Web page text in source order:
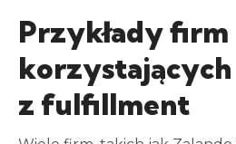
Przykłady firm
korzystających
z fulfillment